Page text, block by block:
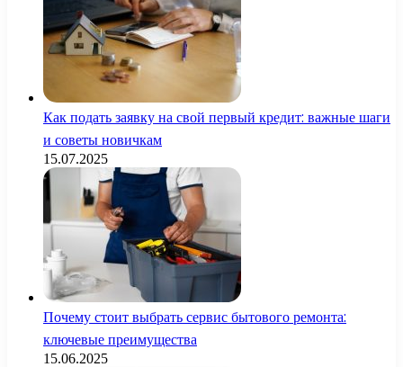
Как подать заявку на свой первый кредит: важные шаги
и советы новичкам
15.07.2025
Почему стоит выбрать сервис бытового ремонта:
ключевые преимущества
15.06.2025